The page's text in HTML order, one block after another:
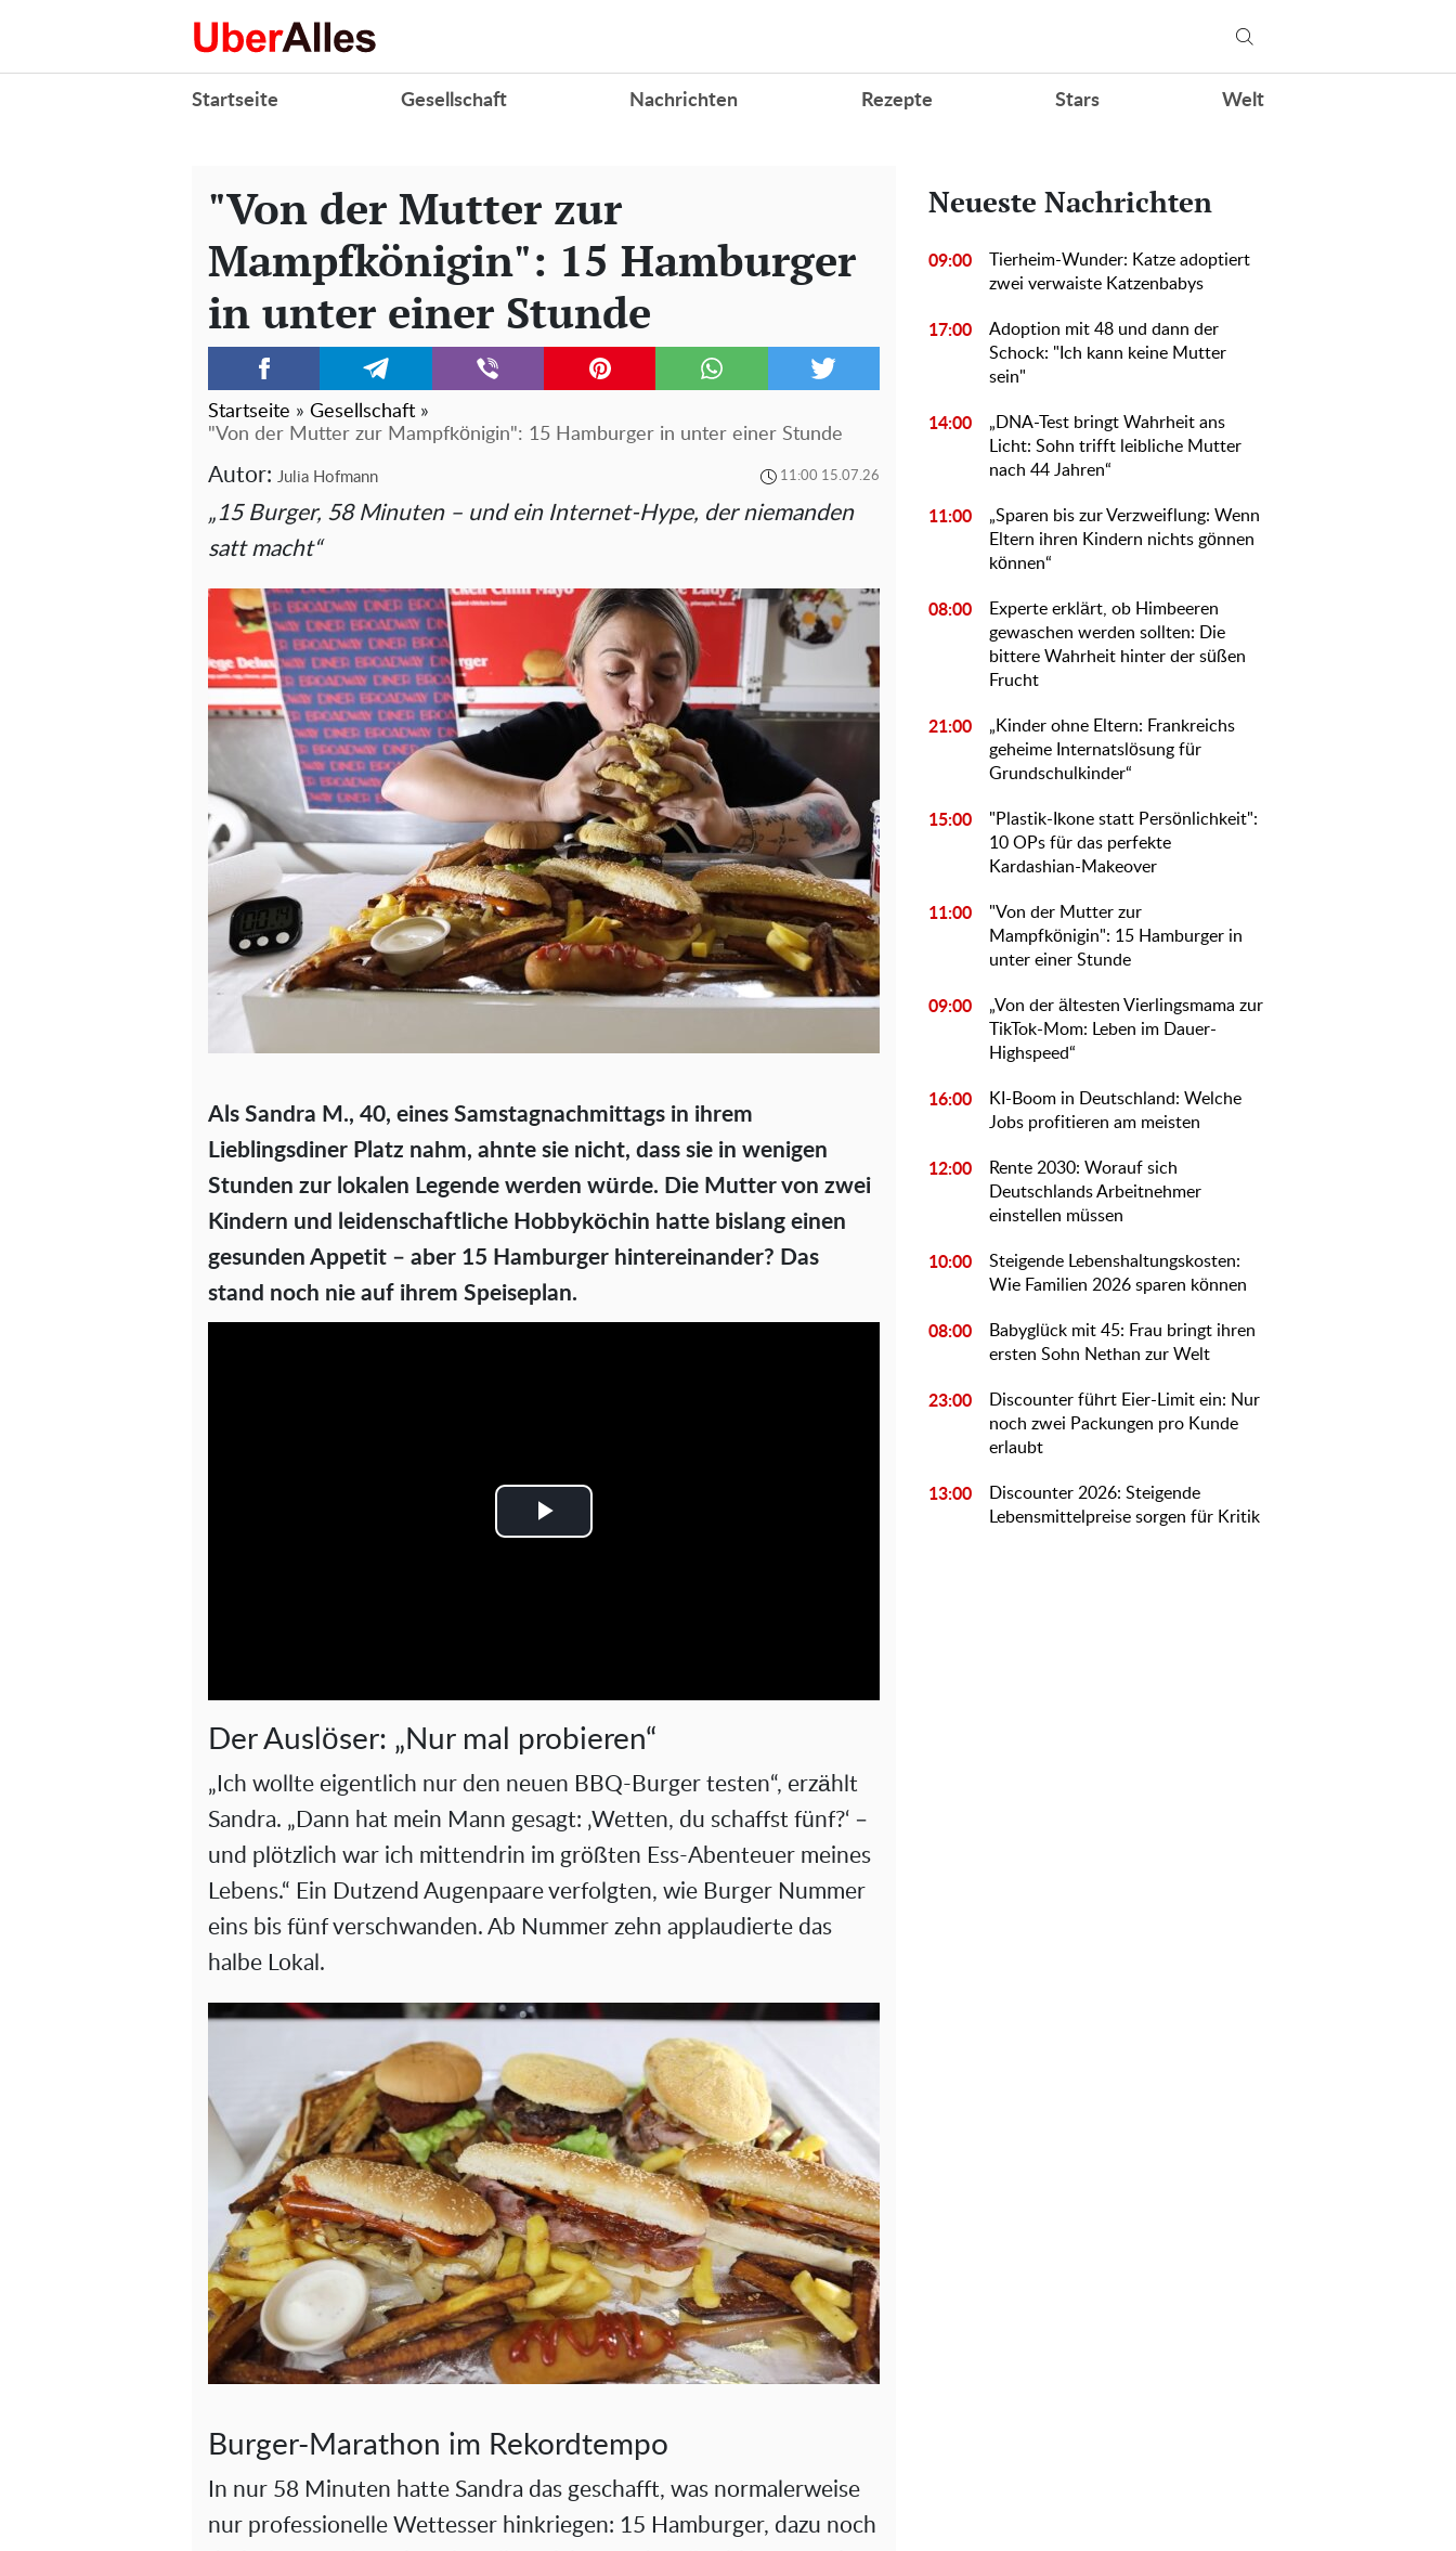
Startseite Gesellschaft Nachrichten Rezepte Stars Welt
"Von der Mutter zur
Mampfkönigin": 15 Hamburger
in unter einer Stunde
Startseite » Gesellschaft »
"Von der Mutter zur Mampfkönigin": 15 Hamburger in unter einer Stunde
Autor: Julia Hofmann 11:00 15.07.26
„15 Burger, 58 Minuten – und ein Internet-Hype, der niemanden
satt macht“
Als Sandra M., 40, eines Samstagnachmittags in ihrem
Lieblingsdiner Platz nahm, ahnte sie nicht, dass sie in wenigen
Stunden zur lokalen Legende werden würde. Die Mutter von zwei
Kindern und leidenschaftliche Hobbyköchin hatte bislang einen
gesunden Appetit – aber 15 Hamburger hintereinander? Das
stand noch nie auf ihrem Speiseplan.
P
V
i
d
e
o
Der Auslöser: „Nur mal probieren“
„Ich wollte eigentlich nur den neuen BBQ-Burger testen“, erzählt
Sandra. „Dann hat mein Mann gesagt: ‚Wetten, du schaffst fünf?‘ –
und plötzlich war ich mittendrin im größten Ess-Abenteuer meines
Lebens.“ Ein Dutzend Augenpaare verfolgten, wie Burger Nummer
eins bis fünf verschwanden. Ab Nummer zehn applaudierte das
halbe Lokal.
Burger-Marathon im Rekordtempo
In nur 58 Minuten hatte Sandra das geschafft, was normalerweise
nur professionelle Wettesser hinkriegen: 15 Hamburger, dazu noch
Neueste Nachrichten
09:00
Tierheim-Wunder: Katze adoptiert
zwei verwaiste Katzenbabys
17:00
Adoption mit 48 und dann der
Schock: "Ich kann keine Mutter
sein"
14:00
„DNA-Test bringt Wahrheit ans
Licht: Sohn trifft leibliche Mutter
nach 44 Jahren“
11:00
„Sparen bis zur Verzweiflung: Wenn
Eltern ihren Kindern nichts gönnen
können“
08:00
Experte erklärt, ob Himbeeren
gewaschen werden sollten: Die
bittere Wahrheit hinter der süßen
Frucht
21:00
„Kinder ohne Eltern: Frankreichs
geheime Internatslösung für
Grundschulkinder“
15:00
"Plastik-Ikone statt Persönlichkeit":
10 OPs für das perfekte
Kardashian-Makeover
11:00
"Von der Mutter zur
Mampfkönigin": 15 Hamburger in
unter einer Stunde
09:00
„Von der ältesten Vierlingsmama zur
TikTok-Mom: Leben im Dauer-
Highspeed“
16:00
KI-Boom in Deutschland: Welche
Jobs profitieren am meisten
12:00
Rente 2030: Worauf sich
Deutschlands Arbeitnehmer
einstellen müssen
10:00
Steigende Lebenshaltungskosten:
Wie Familien 2026 sparen können
08:00
Babyglück mit 45: Frau bringt ihren
ersten Sohn Nethan zur Welt
23:00
Discounter führt Eier-Limit ein: Nur
noch zwei Packungen pro Kunde
erlaubt
13:00
Discounter 2026: Steigende
Lebensmittelpreise sorgen für Kritik